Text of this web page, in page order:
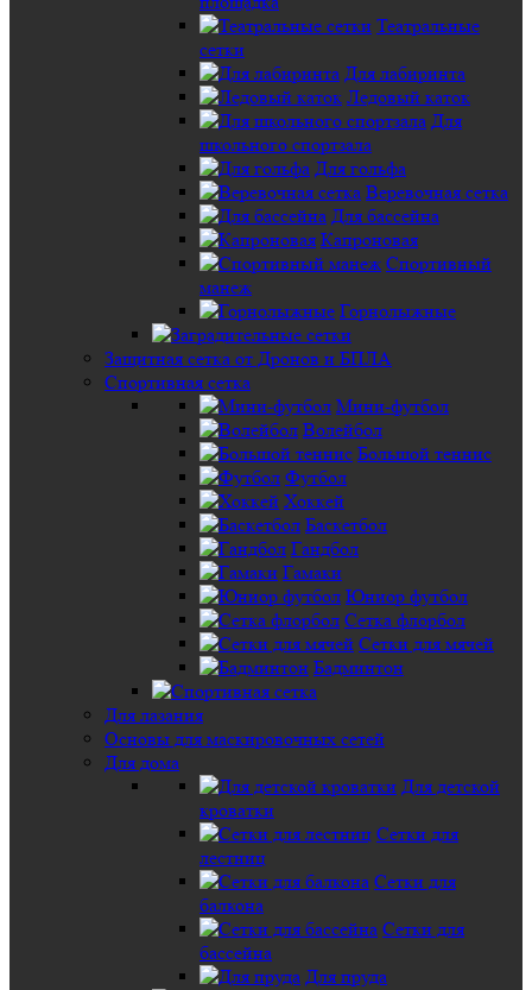
Театральные
сетки
Для лабиринта
Ледовый каток
Для
школьного спортзала
Для гольфа
Веревочная сетка
Для бассейна
Капроновая
Спортивный
манеж
Горнолыжные
Защитная сетка от Дронов и БПЛА
Спортивная сетка
Мини-футбол
Волейбол
Большой теннис
Футбол
Хоккей
Баскетбол
Гандбол
Гамаки
Юниор футбол
Сетка флорбол
Сетки для мячей
Бадминтон
Для лазания
Основы для маскировочных сетей
Для дома
Для детской
кроватки
Сетки для
лестниц
Сетки для
балкона
Сетки для
бассейна
Для пруда